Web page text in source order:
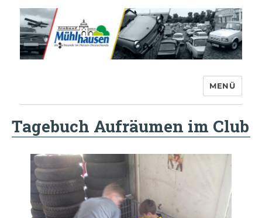
MENÜ
Tagebuch Aufräumen im Club